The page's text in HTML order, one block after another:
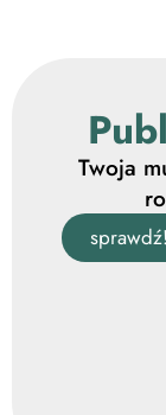
Twoja
sprawdź!